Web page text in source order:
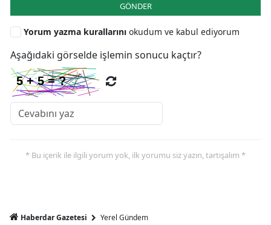
GÖNDER
Yorum yazma kurallarını okudum ve kabul ediyorum
Aşağıdaki görselde işlemin sonucu kaçtır?
* Bu içerik ile ilgili yorum yok, ilk yorumu siz yazın, tartışalım *
Haberdar Gazetesi Yerel Gündem